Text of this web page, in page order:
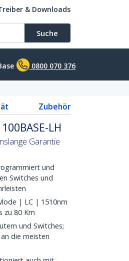
& Downloads
Suche
0800 070 376
Zubehör
LH
Garantie
und
Switches und
| LC | 1510nm
zu 80 Km
und Switches;
die meisten